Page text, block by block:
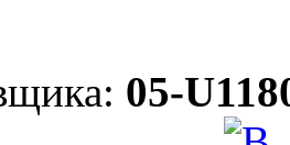
05-